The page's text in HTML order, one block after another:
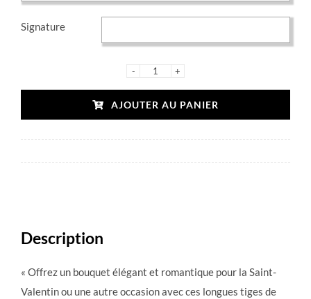
Signature
de
Je
AJOUTER AU PANIER
Description
« Offrez un bouquet élégant et romantique pour la Saint-
Valentin ou une autre occasion avec ces longues tiges de